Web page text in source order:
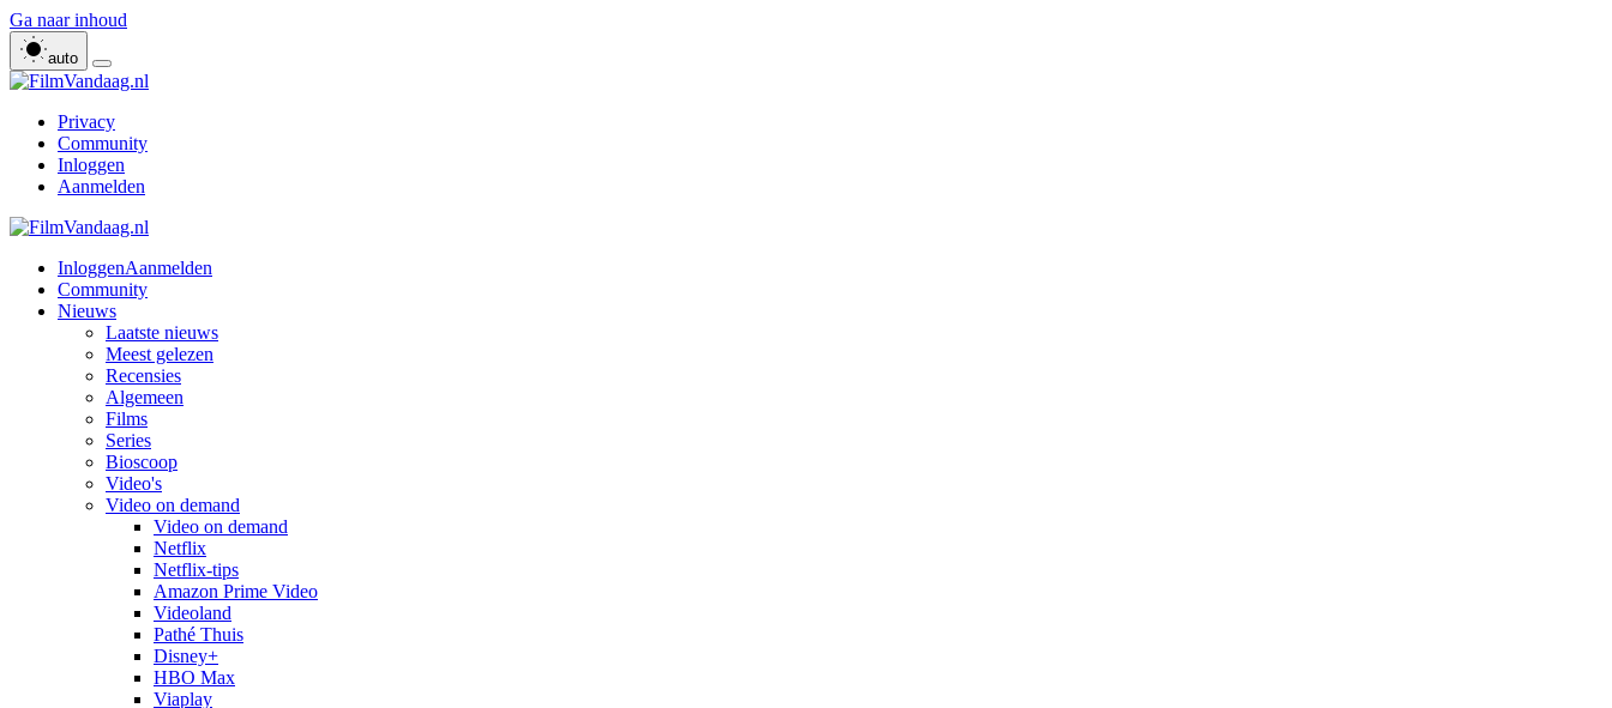
Ga naar inhoud
auto
Privacy
Community
Inloggen
Aanmelden
InloggenAanmelden
Community
Nieuws
Laatste nieuws
Meest gelezen
Recensies
Algemeen
Films
Series
Bioscoop
Video's
Video on demand
Video on demand
Netflix
Netflix-tips
Amazon Prime Video
Videoland
Pathé Thuis
Disney+
HBO Max
Viaplay